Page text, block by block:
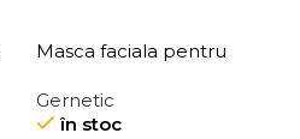
Masca faciala pentru
tenului Immuno
Restructuring Face Mask
Gernetic
în stoc